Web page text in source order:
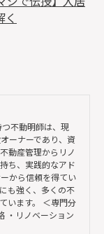
不動明師は、現
ーナーであり、資
動産管理からリノ
ち、実践的なアド
から信頼を得てい
も強く、多くの不
います。 ＜専門分
・リノベーション